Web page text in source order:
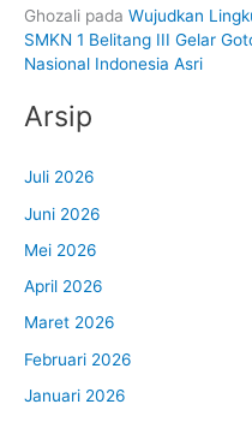
Ghozali pada Wujudkan
SMKN 1 Belitang III Gelar
Nasional Indonesia Asri
Arsip
Juli 2026
Juni 2026
Mei 2026
April 2026
Maret 2026
Februari 2026
Januari 2026